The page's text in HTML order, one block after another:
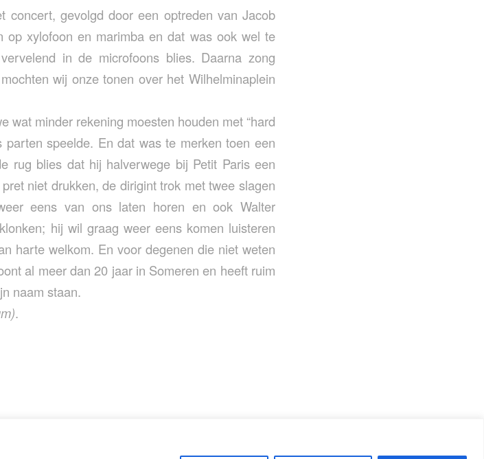
concert, gevolgd door een optreden van Jacob
op xylofoon en marimba en dat was ook wel te
in de microfoons blies. Daarna zong
wij onze tonen over het Wilhelminaplein
wat minder rekening moesten houden met “hard
speelde. En dat was te merken toen een
rug blies dat hij halverwege bij Petit Paris een
niet drukken, de dirigint trok met twee slagen
eens van ons laten horen en ook Walter
hij wil graag weer eens komen luisteren
harte welkom. En voor degenen die niet weten
al meer dan 20 jaar in Someren en heeft ruim
naam staan.
.